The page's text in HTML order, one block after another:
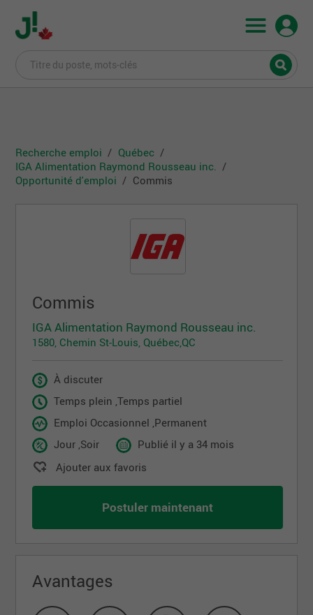
Recherche emploi
Québec
IGA Alimentation Raymond Rousseau inc.
Opportunité d'emploi
Commis
Commis
IGA Alimentation Raymond Rousseau inc.
1580, Chemin St-Louis, Québec,QC
À discuter
Temps plein ,Temps partiel
Emploi Occasionnel ,Permanent
Jour ,Soir
Publié il y a 34 mois
Ajouter aux favoris
Postuler maintenant
Avantages